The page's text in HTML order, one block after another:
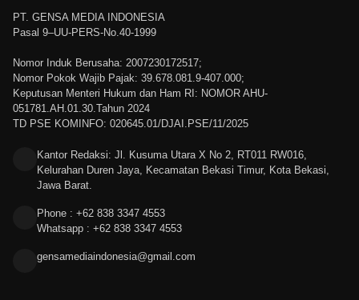
PT. GENSA MEDIA INDONESIA
Pasal 9–UU-PERS-No.40-1999
Nomor Induk Berusaha: 2007230172517;
Nomor Pokok Wajib Pajak: 39.678.081.9-407.000;
Keputusan Menteri Hukum dan Ham RI: NOMOR AHU-
051781.AH.01.30.Tahun 2024
TD PSE KOMINFO: 020645.01/DJAI.PSE/11/2025
Kantor Redaksi: Jl. Kusuma Utara X No 2, RT011 RW016,
Kelurahan Duren Jaya, Kecamatan Bekasi Timur, Kota Bekasi,
Jawa Barat.
Phone : +62 838 3347 4553
Whatsapp : +62 838 3347 4553
gensamediaindonesia@gmail.com